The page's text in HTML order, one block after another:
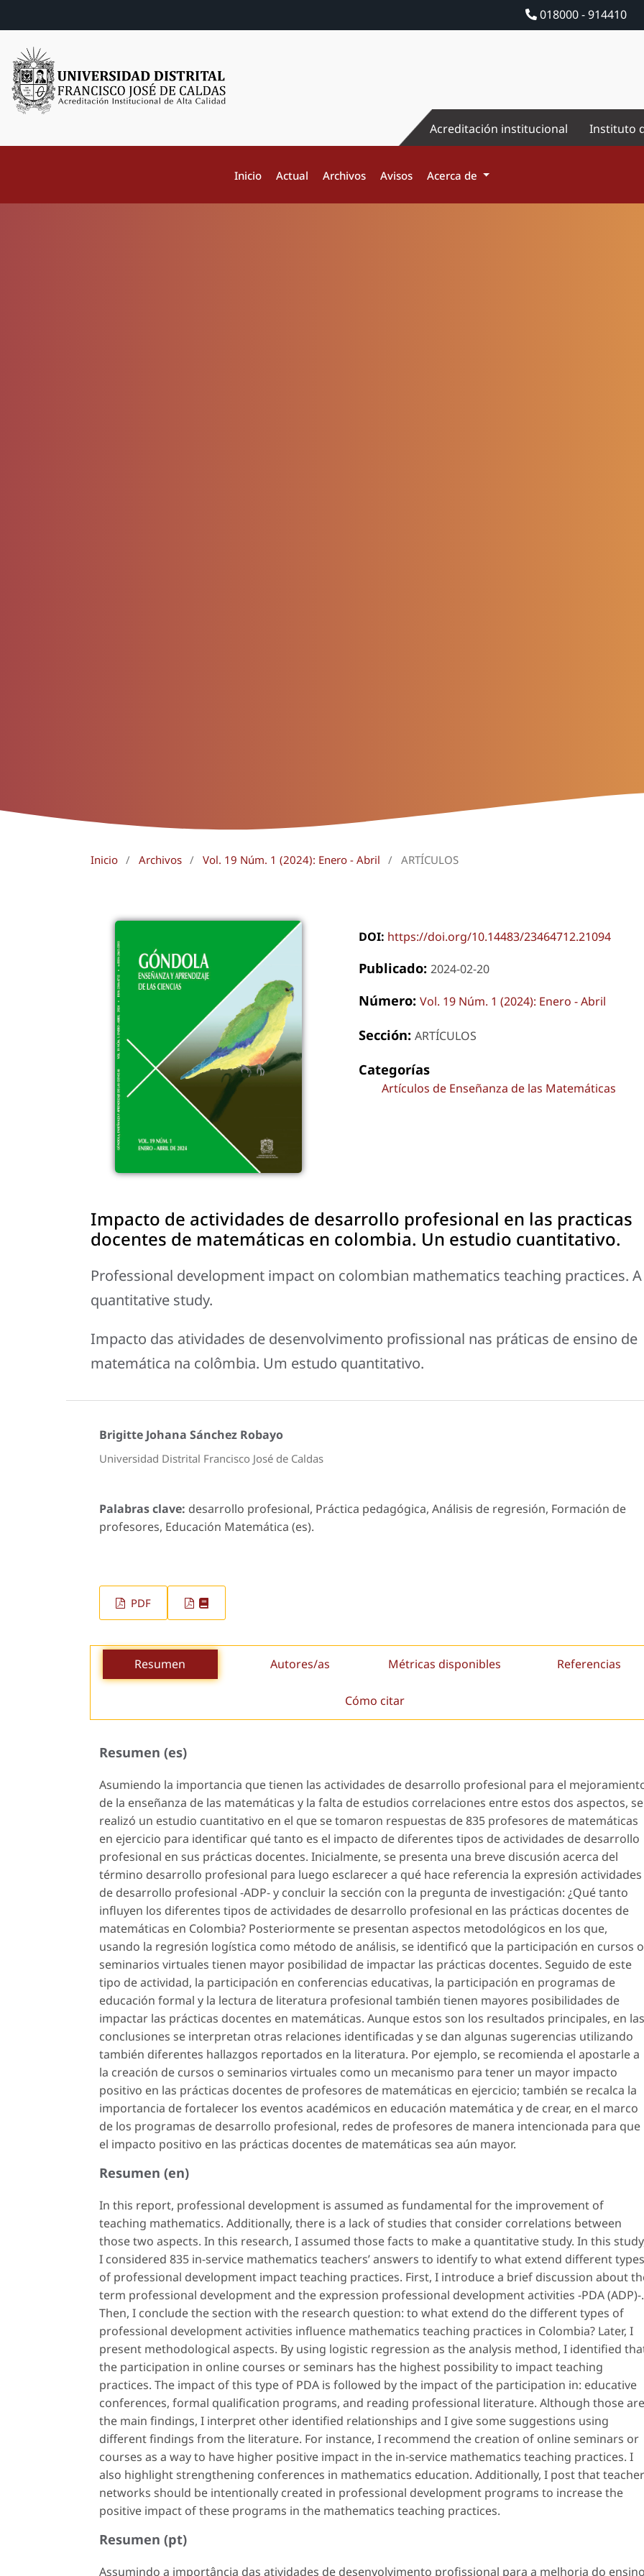
018000 - 914410
Acreditación institucional Instituto
Inicio Actual Archivos Avisos Acerca de
Inicio / Archivos / Vol. 19 Núm. 1 (2024): Enero - Abril / ARTÍCULOS
DOI: https://doi.org/10.14483/23464712.21094
Publicado: 2024-02-20
Número: Vol. 19 Núm. 1 (2024): Enero - Abril
Sección: ARTÍCULOS
Categorías
Artículos de Enseñanza de las Matemáticas
Impacto de actividades de desarrollo profesional en las practicas
docentes de matemáticas en colombia. Un estudio cuantitativo.
Professional development impact on colombian mathematics teaching practices. A
quantitative study.
Impacto das atividades de desenvolvimento profissional nas práticas de ensino de
matemática na colômbia. Um estudo quantitativo.
Brigitte Johana Sánchez Robayo
Universidad Distrital Francisco José de Caldas
Palabras clave: desarrollo profesional, Práctica pedagógica, Análisis de regresión, Formación de
profesores, Educación Matemática (es).
PDF
Resumen Autores/as Métricas disponibles Referencias
Cómo citar
Resumen (es)
Asumiendo la importancia que tienen las actividades de desarrollo profesional para el
de la enseñanza de las matemáticas y la falta de estudios correlaciones entre estos dos aspectos, se
realizó un estudio cuantitativo en el que se tomaron respuestas de 835 profesores de matemáticas
en ejercicio para identificar qué tanto es el impacto de diferentes tipos de actividades de desarrollo
profesional en sus prácticas docentes. Inicialmente, se presenta una breve discusión acerca del
término desarrollo profesional para luego esclarecer a qué hace referencia la expresión actividades
de desarrollo profesional -ADP- y concluir la sección con la pregunta de investigación: ¿Qué tanto
influyen los diferentes tipos de actividades de desarrollo profesional en las prácticas docentes de
matemáticas en Colombia? Posteriormente se presentan aspectos metodológicos en los que,
usando la regresión logística como método de análisis, se identificó que la participación en cursos o
seminarios virtuales tienen mayor posibilidad de impactar las prácticas docentes. Seguido de este
tipo de actividad, la participación en conferencias educativas, la participación en programas de
educación formal y la lectura de literatura profesional también tienen mayores posibilidades de
impactar las prácticas docentes en matemáticas. Aunque estos son los resultados principales, en las
conclusiones se interpretan otras relaciones identificadas y se dan algunas sugerencias utilizando
también diferentes hallazgos reportados en la literatura. Por ejemplo, se recomienda el apostarle a
la creación de cursos o seminarios virtuales como un mecanismo para tener un mayor impacto
positivo en las prácticas docentes de profesores de matemáticas en ejercicio; también se recalca la
importancia de fortalecer los eventos académicos en educación matemática y de crear, en el marco
de los programas de desarrollo profesional, redes de profesores de manera intencionada para que
el impacto positivo en las prácticas docentes de matemáticas sea aún mayor.
Resumen (en)
In this report, professional development is assumed as fundamental for the improvement of
teaching mathematics. Additionally, there is a lack of studies that consider correlations between
those two aspects. In this research, I assumed those facts to make a quantitative study. In this
I considered 835 in-service mathematics teachers’ answers to identify to what extend different types
of professional development impact teaching practices. First, I introduce a brief discussion about
term professional developmentand the expression professional development activities -PDA (ADP)-.
Then, I conclude the section with the research question: to what extend do the different types of
professional development activities influence mathematics teaching practices in Colombia? Later, I
present methodological aspects. By using logistic regression as the analysis method, I identified
the participation in online courses or seminars has the highest possibility to impact teaching
practices. The impact of this type of PDA is followed by the impact of the participation in: educative
conferences, formal qualification programs, and reading professional literature. Although those are
the main findings, I interpret other identified relationships and I give some suggestions using
different findings from the literature. For instance, I recommend the creation of online seminars or
courses as a way to have higher positive impact in the in-service mathematics teaching practices. I
also highlight strengthening conferences in mathematics education. Additionally, I post that teacher
networks should be intentionally created in professional development programs to increase the
positive impact of these programs in the mathematics teaching practices.
Resumen (pt)
Assumindo a importância das atividades de desenvolvimento profissional para a melhoria do